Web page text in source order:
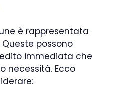
è rappresentata
possono
immediata che
necessità. Ecco